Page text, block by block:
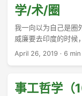
句，“当官的有裸官
谁也没有说话。 ...
学/术/圈
我一向以为自己是圈
威廉要去印度的时候
拯救印度人，也不会
April 26, 2019 · 6 min
事工哲学（